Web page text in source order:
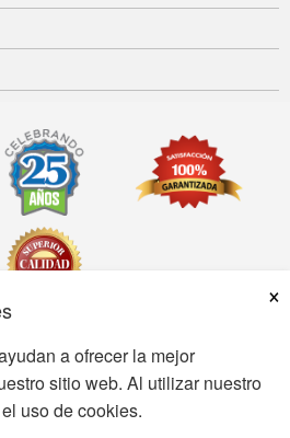
×
a ofrecer la mejor
sitio web. Al utilizar nuestro
uso de cookies.
de uso Política de privacidad
de seguridad